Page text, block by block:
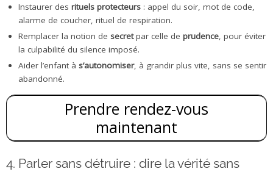
Instaurer desrituels protecteurs : appel du soir, mot de code,
alarme de coucher, rituel de respiration.
Remplacer la notion desecretpar celle deprudence, pour éviter
la culpabilité du silence imposé.
Aider l’enfant às’autonomiser, à grandir plus vite, sans se sentir
abandonné.
Prendre rendez-vous
maintenant
4. Parler sans détruire : dire la vérité sans